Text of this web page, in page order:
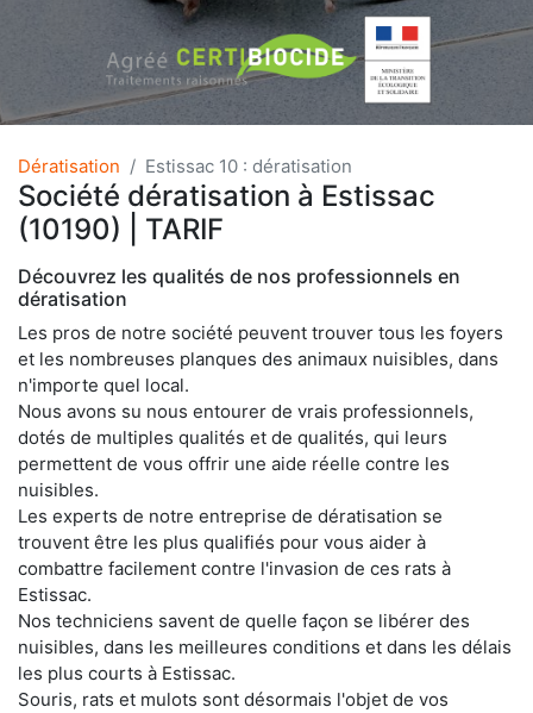
Dératisation Estissac 10 : dératisation
Société dératisation à Estissac
(10190) | TARIF
Découvrez les qualités de nos professionnels en
dératisation
Les pros de notre société peuvent trouver tous les foyers
et les nombreuses planques des animaux nuisibles, dans
n'importe quel local.
Nous avons su nous entourer de vrais professionnels,
dotés de multiples qualités et de qualités, qui leurs
permettent de vous offrir une aide réelle contre les
nuisibles.
Les experts de notre entreprise de dératisation se
trouvent être les plus qualifiés pour vous aider à
combattre facilement contre l'invasion de ces rats à
Estissac.
Nos techniciens savent de quelle façon se libérer des
nuisibles, dans les meilleures conditions et dans les délais
les plus courts à Estissac.
Souris, rats et mulots sont désormais l'objet de vos